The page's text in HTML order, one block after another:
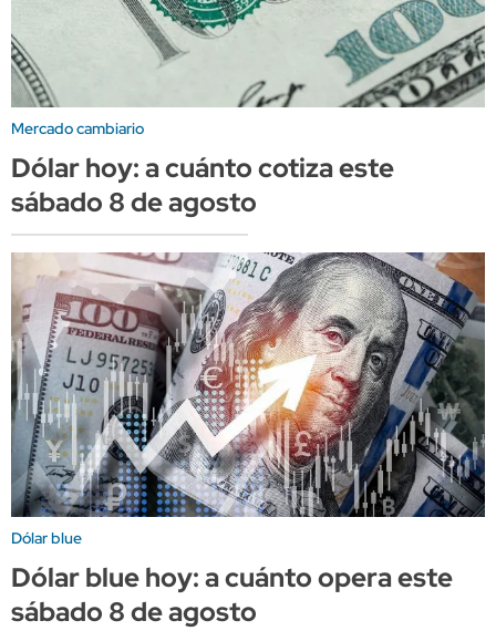
Mercado cambiario
Dólar hoy: a cuánto cotiza este
sábado 8 de agosto
Dólar blue
Dólar blue hoy: a cuánto opera este
sábado 8 de agosto